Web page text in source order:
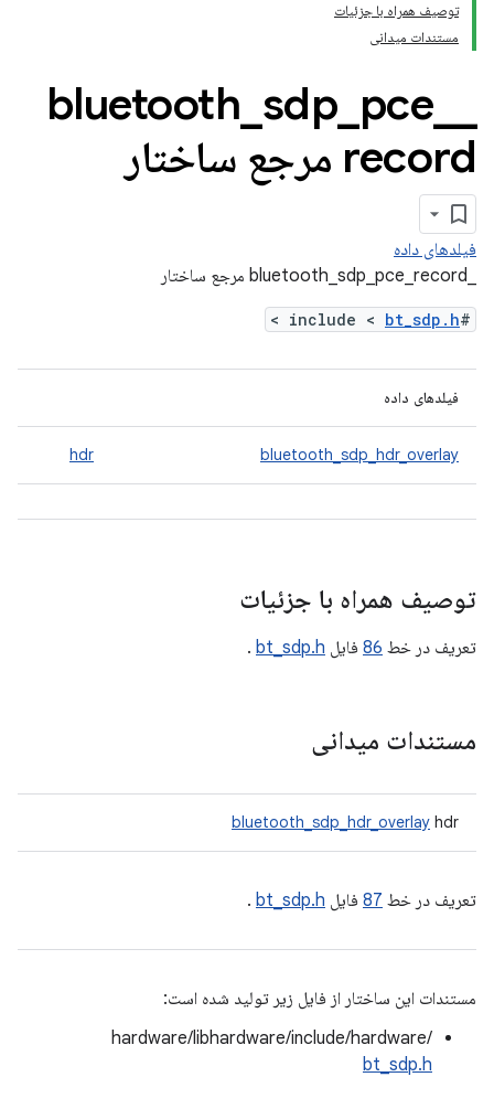
توصیف همراه با جزئیات
مستندات میدانی
bluetooth sdp pce
record مرجع ساختار
فیلدهای داده
#include <
bt_sdp.h
>
فیلدهای داده
bluetooth_sdp_hdr_overlay
hdr
توصیف همراه با جزئیات
تعریف در خط 86 فایل bt_sdp.h
.
مستندات میدانی
bluetooth_sdp_hdr_overlay hdr
تعریف در خط 87 فایل bt_sdp.h
.
مستندات این ساختار از فایل زیر تولید شده است:
hardware/libhardware/include/hardware/
bt_sdp.h